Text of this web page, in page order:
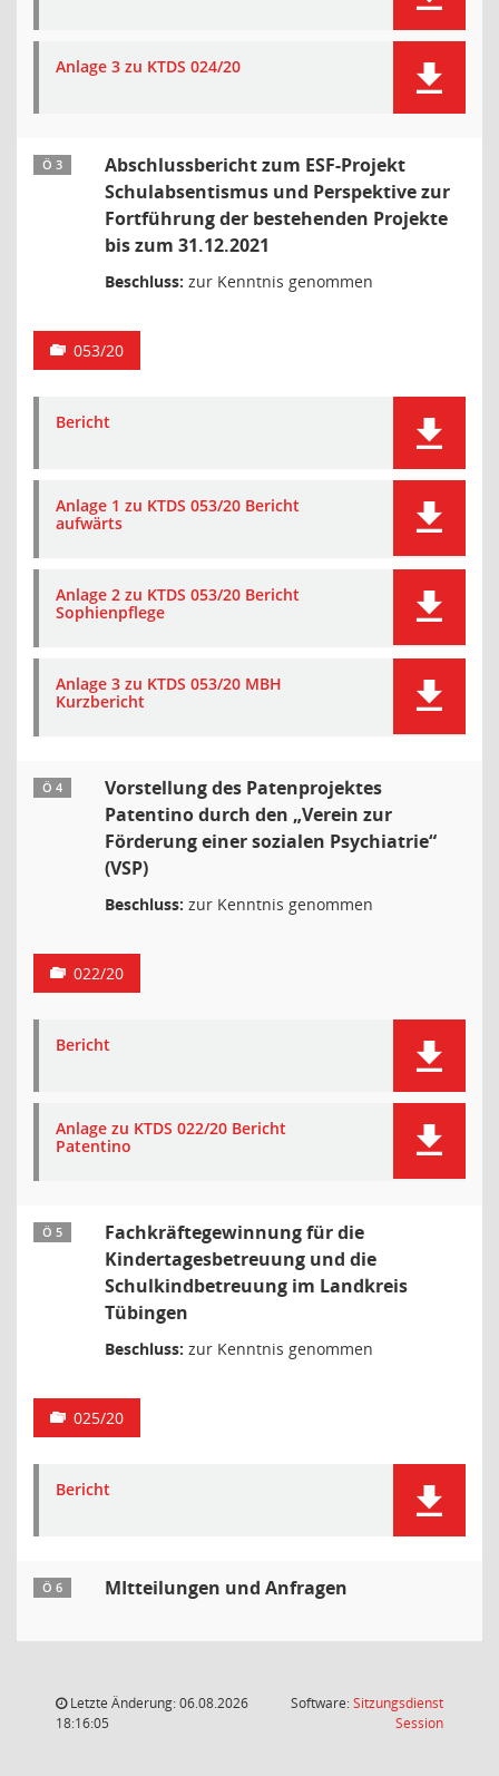
Anlage 3 zu KTDS 024/20
Ö 3
Abschlussbericht zum ESF-Projekt
Schulabsentismus und Perspektive zur
Fortführung der bestehenden Projekte
bis zum 31.12.2021
Beschluss: zur Kenntnis genommen
053/20
Bericht
Anlage 1 zu KTDS 053/20 Bericht
aufwärts
Anlage 2 zu KTDS 053/20 Bericht
Sophienpflege
Anlage 3 zu KTDS 053/20 MBH
Kurzbericht
Ö 4
Vorstellung des Patenprojektes
Patentino durch den „Verein zur
Förderung einer sozialen Psychiatrie“
(VSP)
Beschluss: zur Kenntnis genommen
022/20
Bericht
Anlage zu KTDS 022/20 Bericht
Patentino
Ö 5
Fachkräftegewinnung für die
Kindertagesbetreuung und die
Schulkindbetreuung im Landkreis
Tübingen
Beschluss: zur Kenntnis genommen
025/20
Bericht
Ö 6 MItteilungen und Anfragen
Letzte Änderung: 06.08.2026
18:16:05
Software:Sitzungsdienst
Session(Wird in